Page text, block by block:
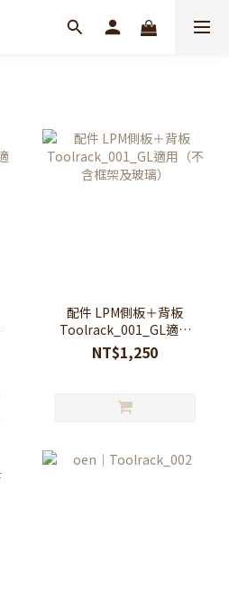
配件 LPM側板＋背板
Toolrack_001_GL適用
（不含框架及玻璃）
NT$1,250